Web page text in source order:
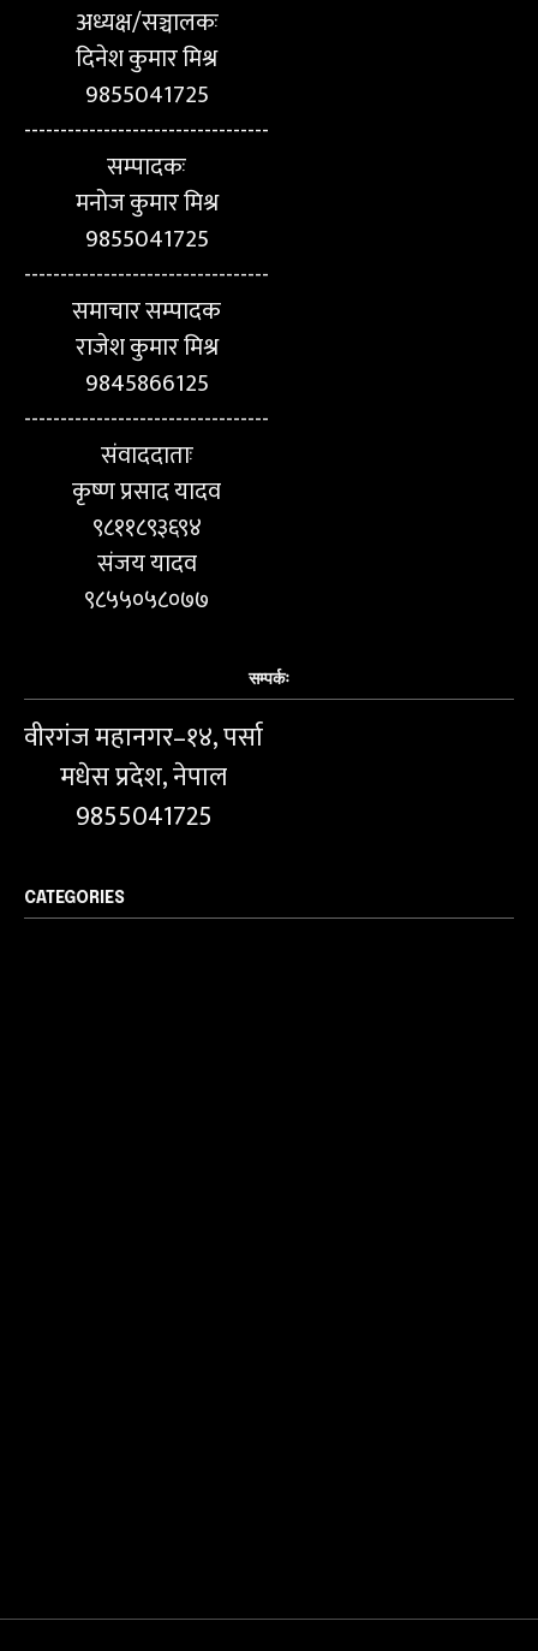
अध्यक्ष/सञ्चालकः
दिनेश कुमार मिश्र
9855041725
----------------------------------
सम्पादकः
मनोज कुमार मिश्र
9855041725
----------------------------------
समाचार सम्पादक
राजेश कुमार मिश्र
9845866125
----------------------------------
संवाददाताः
कृष्ण प्रसाद यादव
९८११८९३६९४
संजय यादव
९८५५०५८०७७
सम्पर्कः
वीरगंज महानगर–१४, पर्सा
मधेस प्रदेश, नेपाल
9855041725
CATEGORIES